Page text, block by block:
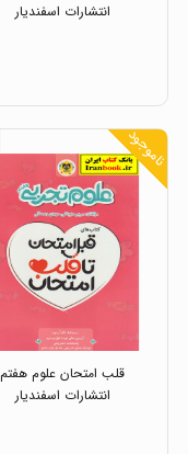
انتشارات اسفندیار
ناموجود
قلب امتحان علوم هفتم
انتشارات اسفندیار